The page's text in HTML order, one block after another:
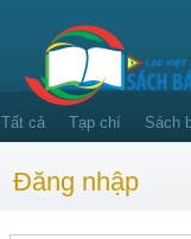
Tất cả Tạp chí Sách
Đăng nhập